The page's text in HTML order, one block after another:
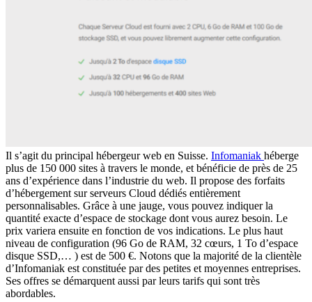
Il s’agit du principal hébergeur web en Suisse. Infomaniak héberge
plus de 150 000 sites à travers le monde, et bénéficie de près de 25
ans d’expérience dans l’industrie du web. Il propose des forfaits
d’hébergement sur serveurs Cloud dédiés entièrement
personnalisables. Grâce à une jauge, vous pouvez indiquer la
quantité exacte d’espace de stockage dont vous aurez besoin. Le
prix variera ensuite en fonction de vos indications. Le plus haut
niveau de configuration (96 Go de RAM, 32 cœurs, 1 To d’espace
disque SSD,… ) est de 500 €. Notons que la majorité de la clientèle
d’Infomaniak est constituée par des petites et moyennes entreprises.
Ses offres se démarquent aussi par leurs tarifs qui sont très
abordables.